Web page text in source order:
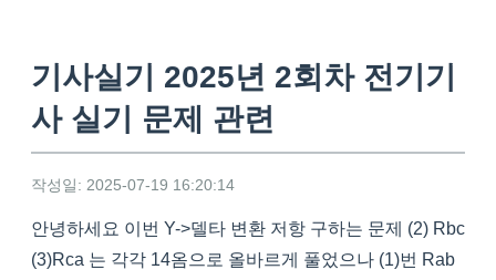
기사실기 2025년 2회차 전기기
사 실기 문제 관련
작성일: 2025-07-19 16:20:14
안녕하세요 이번 Y->델타 변환 저항 구하는 문제 (2) Rbc
(3)Rca 는 각각 14옴으로 올바르게 풀었으나 (1)번 Rab